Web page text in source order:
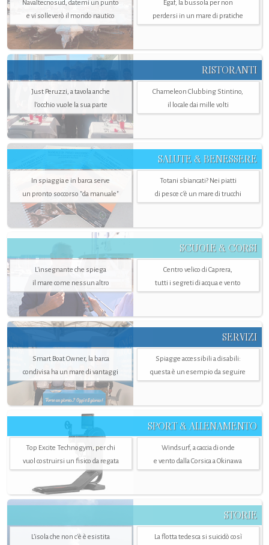
Navaltecnosud, datemi un punto
e vi solleverò il mondo nautico
Egaf, la bussola per non
perdersi in un mare di pratiche
RISTORANTI
Just Peruzzi, a tavola anche
l’occhio vuole la sua parte
Chameleon Clubbing Stintino,
il locale dai mille volti
SALUTE & BENESSERE
In spiaggia e in barca serve
un pronto soccorso "da manuale"
Totani sbiancati? Nei piatti
di pesce c'è un mare di trucchi
SCUOLE & CORSI
L'insegnante che spiega
il mare come nessun altro
Centro velico di Caprera,
tutti i segreti di acqua e vento
SERVIZI
Smart Boat Owner, la barca
condivisa ha un mare di vantaggi
Spiagge accessibili a disabili:
questa è un esempio da seguire
SPORT & ALLENAMENTO
Top Excite Technogym, per chi
vuol costruirsi un fisico da regata
Windsurf, a caccia di onde
e vento dalla Corsica a Okinawa
STORIE
L’isola che non c'è è esistita
La flotta tedesca si suicidò così